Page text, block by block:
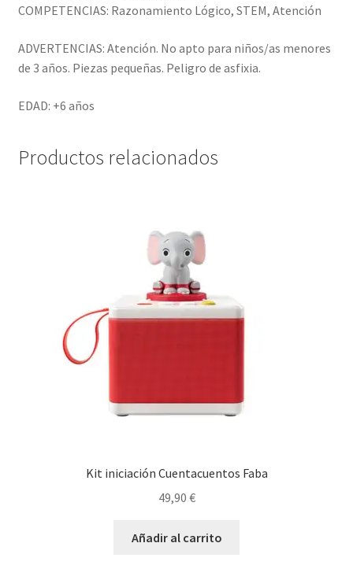
COMPETENCIAS: Razonamiento Lógico, STEM, Atención
ADVERTENCIAS: Atención. No apto para niños/as menores
de 3 años. Piezas pequeñas. Peligro de asfixia.
EDAD: +6 años
Productos relacionados
Kit iniciación Cuentacuentos Faba
49,90 €
Añadir al carrito